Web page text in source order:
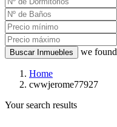
Buscar Inmuebles we found
Home
cwwjerome77927
Your search results